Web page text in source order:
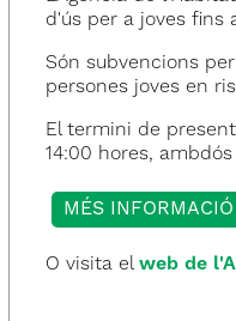
d'ús per a joves fins
Són subvencions
persones joves en
El termini de
14:00 hores,
MÉS
O visita elweb de